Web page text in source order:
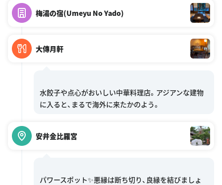
梅湯の宿(Umeyu No Yado)
大傳月軒
水餃子や点心がおいしい中華料理店。アジアンな建物
安井金比羅宮
パワースポット✨悪縁は断ち切り、良縁を結びましょ